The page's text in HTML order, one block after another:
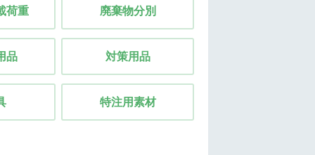
荷重 廃棄物分別
品 対策用品
特注用素材